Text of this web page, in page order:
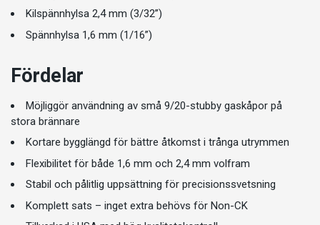
Kilspännhylsa 2,4 mm (3/32”)
Spännhylsa 1,6 mm (1/16”)
Fördelar
Möjliggör användning av små 9/20-stubby gaskåpor på
stora brännare
Kortare bygglängd för bättre åtkomst i trånga utrymmen
Flexibilitet för både 1,6 mm och 2,4 mm volfram
Stabil och pålitlig uppsättning för precisionssvetsning
Komplett sats – inget extra behövs för Non-CK